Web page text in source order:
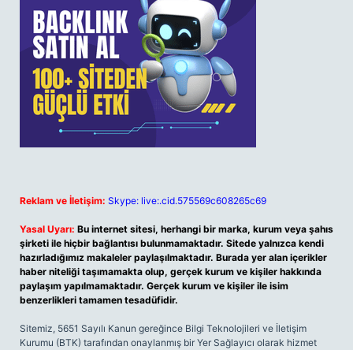
Reklam ve İletişim: Skype: live:.cid.575569c608265c69
Yasal Uyarı: Bu internet sitesi, herhangi bir marka, kurum veya şahıs
şirketi ile hiçbir bağlantısı bulunmamaktadır. Sitede yalnızca kendi
hazırladığımız makaleler paylaşılmaktadır. Burada yer alan içerikler
haber niteliği taşımamakta olup, gerçek kurum ve kişiler hakkında
paylaşım yapılmamaktadır. Gerçek kurum ve kişiler ile isim
benzerlikleri tamamen tesadüfidir.
Sitemiz, 5651 Sayılı Kanun gereğince Bilgi Teknolojileri ve İletişim
Kurumu (BTK) tarafından onaylanmış bir Yer Sağlayıcı olarak hizmet